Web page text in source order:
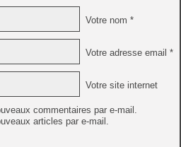
Votre nom *
Votre adresse email *
Votre site internet
commentaires par e-mail.
articles par e-mail.